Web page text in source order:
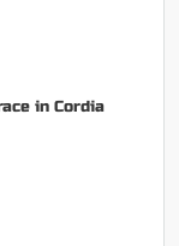
in Cordia